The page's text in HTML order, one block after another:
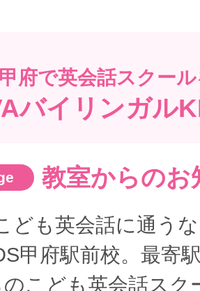
甲府で英会話スクー
バイリンガル
教室からのお
ども英会話に通う
甲府駅前校。最寄
こども英会話スク